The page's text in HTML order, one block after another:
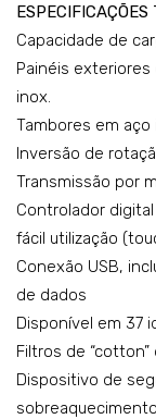
ESPECIFICAÇÕES
Capacidade de
Painéis
inox.
Tambores em aço
Inversão de
Transmissão por
Controlador
fácil utilização
Conexão USB,
de dados
Disponível em 37
Filtros de
Dispositivo de